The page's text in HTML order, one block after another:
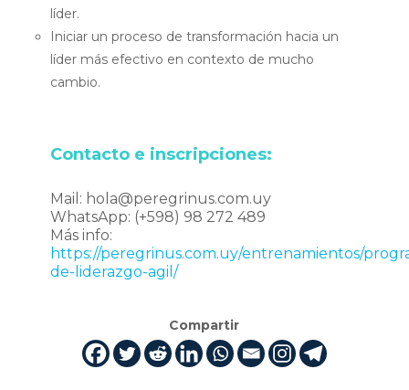
líder.
Iniciar un proceso de transformación hacia un
líder más efectivo en contexto de mucho
cambio.
Contacto e inscripciones:
Mail: hola@peregrinus.com.uy
WhatsApp: (+598) 98 272 489
Más info:
https://peregrinus.com.uy/entrenamientos/
de-liderazgo-agil/
Compartir